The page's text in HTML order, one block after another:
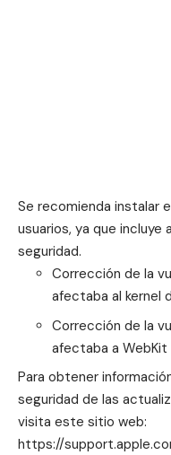
Se recomienda instalar
usuarios, ya que
seguridad.
Corrección de la
afectaba al kernel
Corrección de la
afectaba a WebKit
Para obtener
seguridad de las
visita este sitio web:
https://